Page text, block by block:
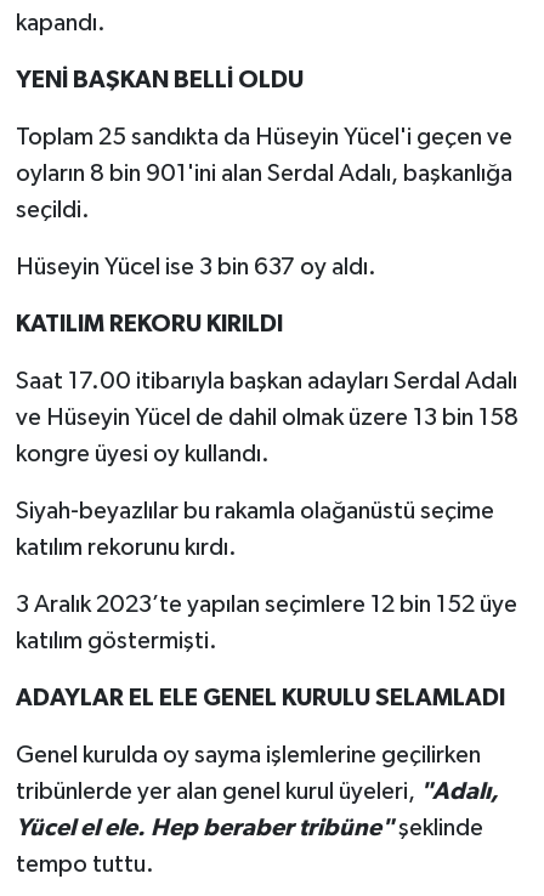
kapandı.
YENİ BAŞKAN BELLİ OLDU
Toplam 25 sandıkta da Hüseyin Yücel'i geçen ve
oyların 8 bin 901'ini alan Serdal Adalı, başkanlığa
seçildi.
Hüseyin Yücel ise 3 bin 637 oy aldı.
KATILIM REKORU KIRILDI
Saat 17.00 itibarıyla başkan adayları Serdal Adalı
ve Hüseyin Yücel de dahil olmak üzere 13 bin 158
kongre üyesi oy kullandı.
Siyah-beyazlılar bu rakamla olağanüstü seçime
katılım rekorunu kırdı.
3 Aralık 2023’te yapılan seçimlere 12 bin 152 üye
katılım göstermişti.
ADAYLAR EL ELE GENEL KURULU SELAMLADI
Genel kurulda oy sayma işlemlerine geçilirken
tribünlerde yer alan genel kurul üyeleri, "Adalı,
Yücel el ele. Hep beraber tribüne"şeklinde
tempo tuttu.